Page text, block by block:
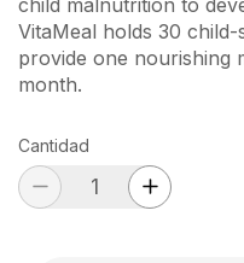
VitaMeal holds 30
provide one nourishing
month.
Cantidad